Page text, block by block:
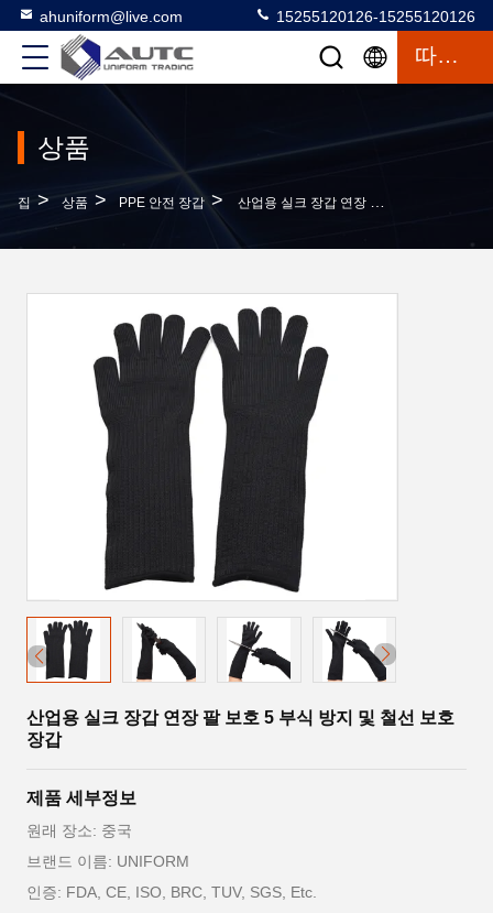
ahuniform@live.com 15255120126-15255120126
따옴표
상품
집 > 상품 > PPE 안전 장갑 > 산업용 실크 장갑 연장 팔 보호 5 부식 방지 및 철선 보호 장갑
산업용 실크 장갑 연장 팔 보호 5 부식 방지 및 철선 보호
장갑
제품 세부정보
원래 장소: 중국
브랜드 이름: UNIFORM
인증: FDA, CE, ISO, BRC, TUV, SGS, Etc.